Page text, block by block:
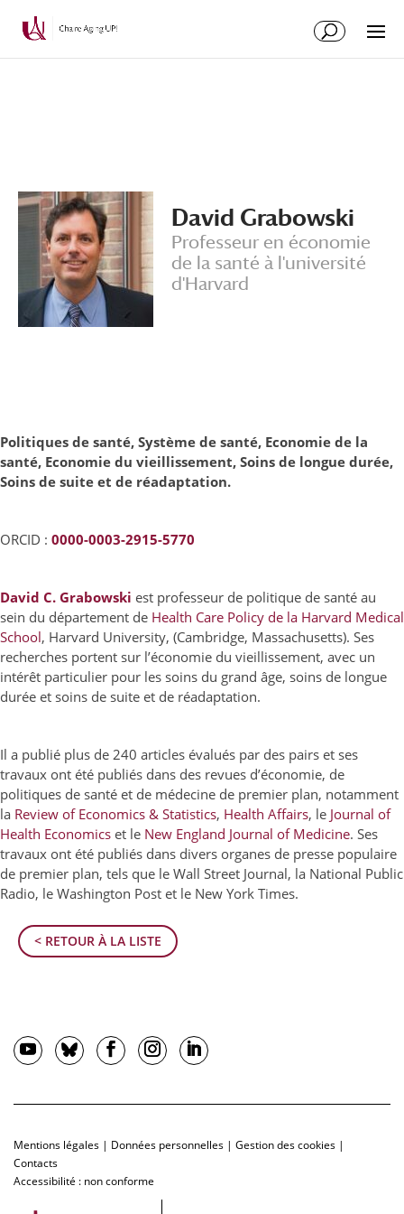
< RETOUR À LA LISTE
David Grabowski
Professeur en économie
de la santé à l'université
d'Harvard
Politiques de santé, Système de santé, Economie de la
santé, Economie du vieillissement, Soins de longue durée,
Soins de suite et de réadaptation.
ORCID : 0000-0003-2915-5770
David C. Grabowski est professeur de politique de santé au
sein du département de Health Care Policy de la Harvard Medical
School, Harvard University, (Cambridge, Massachusetts). Ses
recherches portent sur l’économie du vieillissement, avec un
intérêt particulier pour les soins du grand âge, soins de longue
durée et soins de suite et de réadaptation.
Il a publié plus de 240 articles évalués par des pairs et ses
travaux ont été publiés dans des revues d’économie, de
politiques de santé et de médecine de premier plan, notamment
la Review of Economics & Statistics, Health Affairs, le Journal of
Health Economics et le New England Journal of Medicine. Ses
travaux ont été publiés dans divers organes de presse populaire
de premier plan, tels que le Wall Street Journal, la National Public
Radio, le Washington Post et le New York Times.
Mentions légales | Données personnelles | Gestion des cookies |
Contacts
Accessibilité : non conforme